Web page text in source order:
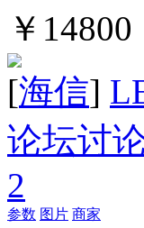
￥14800
[海信]
论坛讨
2
参数 图片 商家